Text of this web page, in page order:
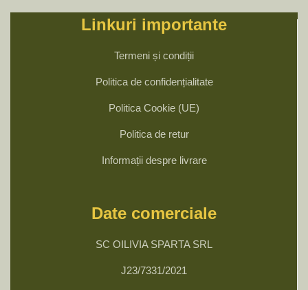
Linkuri importante
Termeni și condiții
Politica de confidențialitate
Politica Cookie (UE)
Politica de retur
Informații despre livrare
Date comerciale
SC OILIVIA SPARTA SRL
J23/7331/2021